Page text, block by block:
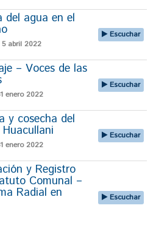
del agua en el
5 abril 2022
Escuchar
– Voces de las
enero 2022
Escuchar
y cosecha del
enero 2022
Escuchar
y Registro
Comunal –
Radial en Escuchar